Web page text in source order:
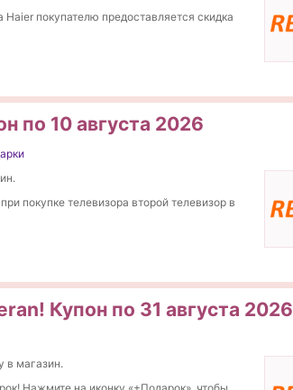
покупателю предоставляется скидка
по 10 августа 2026
покупке телевизора второй телевизор в
Купон по 31 августа 2026
в магазин.